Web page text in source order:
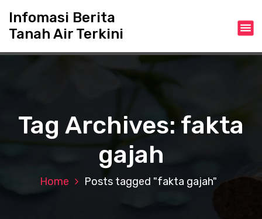
t
Infomasi Berita
Tanah Air Terkini
Tag Archives: fakta
gajah
Home Posts tagged "fakta gajah"